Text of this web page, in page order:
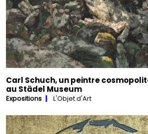
Carl Schuch, un peintre
au Städel Museum
Expositions L'Objet d'Art